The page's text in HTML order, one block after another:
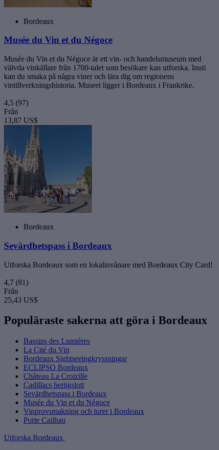
Bordeaux
Musée du Vin et du Négoce
Musée du Vin et du Négoce är ett vin- och handelsmuseum med
välvda vinkällare från 1700-talet som besökare kan utforska. Inuti
kan du smaka på några viner och lära dig om regionens
vintillverkningshistoria. Museet ligger i Bordeaux i Frankrike.
4,5 (97)
Från
13,87 US$
Bordeaux
Sevärdhetspass i Bordeaux
Utforska Bordeaux som en lokalinvånare med Bordeaux City Card!
4,7 (81)
Från
25,43 US$
Populäraste sakerna att göra i Bordeaux
Bassins des Lumières
La Cité du Vin
Bordeaux Sightseeingkryssningar
ECLIPSO Bordeaux
Château La Croizille
Cadillacs hertigslott
Sevärdhetspass i Bordeaux
Musée du Vin et du Négoce
Vinprovsmakning och turer i Bordeaux
Porte Cailhau
Utforska Bordeaux